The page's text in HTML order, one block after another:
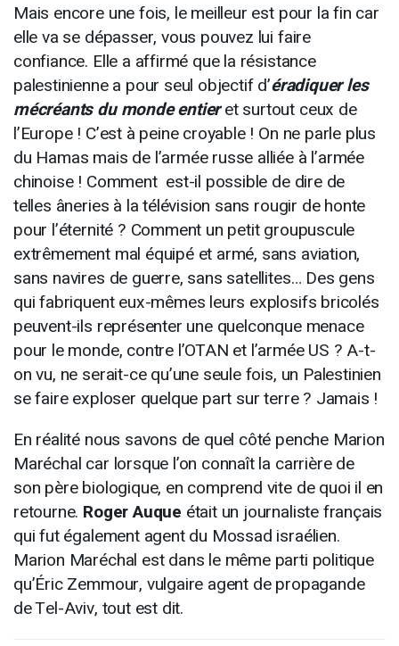
Mais encore une fois, le meilleur est pour la fin car
elle va se dépasser, vous pouvez lui faire
confiance. Elle a affirmé que la résistance
palestinienne a pour seul objectif d’éradiquer les
mécréants du monde entier et surtout ceux de
l’Europe ! C’est à peine croyable ! On ne parle plus
du Hamas mais de l’armée russe alliée à l’armée
chinoise ! Comment est-il possible de dire de
telles âneries à la télévision sans rougir de honte
pour l’éternité ? Comment un petit groupuscule
extrêmement mal équipé et armé, sans aviation,
sans navires de guerre, sans satellites… Des gens
qui fabriquent eux-mêmes leurs explosifs bricolés
peuvent-ils représenter une quelconque menace
pour le monde, contre l’OTAN et l’armée US ? A-t-
on vu, ne serait-ce qu’une seule fois, un Palestinien
se faire exploser quelque part sur terre ? Jamais !
En réalité nous savons de quel côté penche Marion
Maréchal car lorsque l’on connaît la carrière de
son père biologique, en comprend vite de quoi il en
retourne. Roger Auque était un journaliste français
qui fut également agent du Mossad israélien.
Marion Maréchal est dans le même parti politique
qu’Éric Zemmour, vulgaire agent de propagande
de Tel-Aviv, tout est dit.